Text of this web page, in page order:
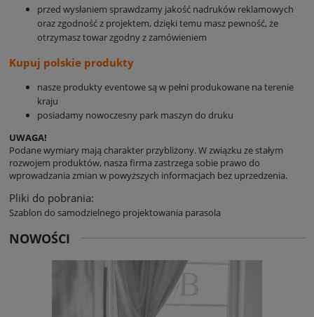
przed wysłaniem sprawdzamy jakość nadruków reklamowych
oraz zgodność z projektem, dzięki temu masz pewność, że
otrzymasz towar zgodny z zamówieniem
Kupuj polskie produkty
nasze produkty eventowe są w pełni produkowane na terenie
kraju
posiadamy nowoczesny park maszyn do druku
UWAGA!
Podane wymiary mają charakter przybliżony. W związku ze stałym
rozwojem produktów, nasza firma zastrzega sobie prawo do
wprowadzania zmian w powyższych informacjach bez uprzedzenia.
Pliki do pobrania:
Szablon do samodzielnego projektowania parasola
NOWOŚCI